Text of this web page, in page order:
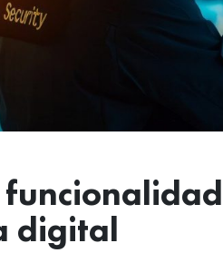
digital